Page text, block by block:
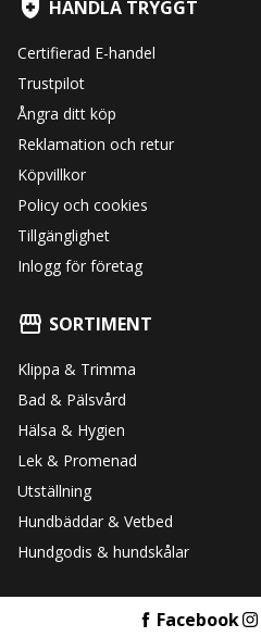
HANDLA TRYGGT
Certifierad E-handel
Trustpilot
Ångra ditt köp
Reklamation och retur
Köpvillkor
Policy och cookies
Tillgänglighet
Inlogg för företag
SORTIMENT
Klippa & Trimma
Bad & Pälsvård
Hälsa & Hygien
Lek & Promenad
Utställning
Hundbäddar & Vetbed
Hundgodis & hundskålar
Facebook